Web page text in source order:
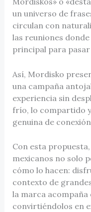
un universo de
circulan con
las reuniones
principal para
Así, Mordisko
una campaña
experiencia sin
frío, lo compartido
genuina de
Con esta
mexicanos no solo
cómo lo hacen:
contexto de
la marca acompaña
convirtiéndolos en